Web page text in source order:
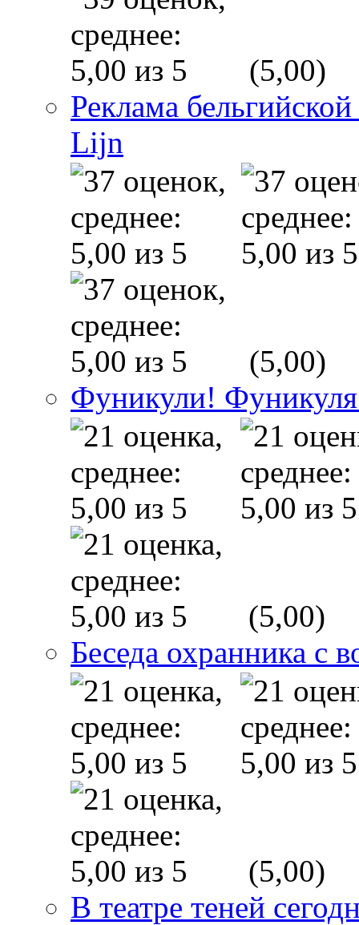
(5,00)
Реклама
Lijn
(5,00)
Фуникули!
(5,00)
Беседа охранника с
(5,00)
В театре теней